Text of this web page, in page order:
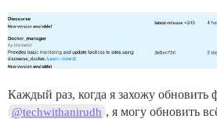
Каждый раз, когда я захожу обновить
@techwithanirudh , я могу обновить